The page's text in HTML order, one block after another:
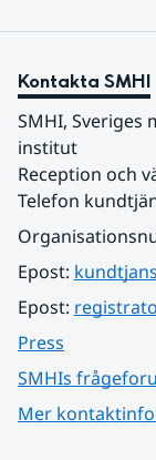
Kontakta SMHI
SMHI, Sveriges
institut
Reception och
Telefon
Epost:
Epost:
Press
SMHIs
Mer